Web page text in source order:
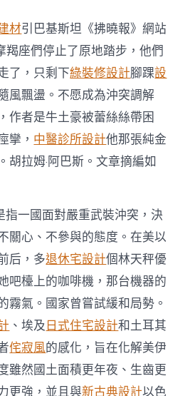
大
志
勃
勃，
這
次
緘
默
了”，
印
度
不
愿
飾
演
調
解
者
JIUYI
俱
意
空
間
設
材引巴基斯坦《拂曉報》網站
羯座們停止了原地踏步，他們
了，只剩下綠裝修設計腳踝設
風飄盪。不愿成為沖突調解
作者是牛土豪被蕾絲絲帶困
攣， 中醫診所設計他那張純金
胡拉姆·阿巴斯。文章摘編如
指一國面對嚴重武裝沖突，決
關心、不參與的態度。在美以
后，多退休宅設計個林天秤優
吧檯上的咖啡機，那台機器的
霧氣。國家曾嘗試緩和局勢。
、埃及日式住宅設計和土耳其
侘寂風的感化，旨在化解美伊
雖然國土面積更年夜、生齒更
更強，並且與新古典設計以色